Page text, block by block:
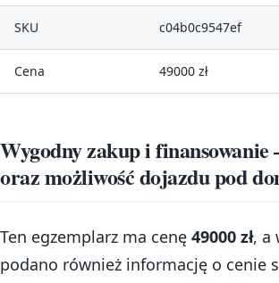
SKU c04b0c9547ef
Cena 49000 zł
Wygodny zakup i finansowanie
oraz możliwość dojazdu pod
Ten egzemplarz ma cenę 49000 zł, a
podano również informację o cenie